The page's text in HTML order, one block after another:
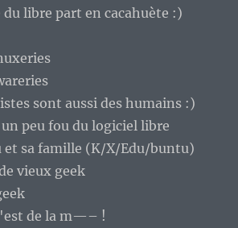
du libre part en cacahuète :)
sont aussi des humains :)
peu fou du logiciel libre
et sa famille (K/X/Edu/buntu)
vieux geek
de la m—– !